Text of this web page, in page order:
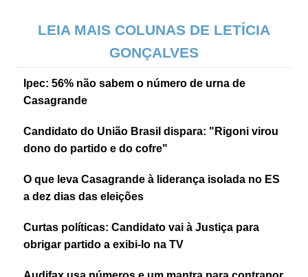
LEIA MAIS COLUNAS DE LETÍCIA
GONÇALVES
Ipec: 56% não sabem o número de urna de
Casagrande
Candidato do União Brasil dispara: "Rigoni virou
dono do partido e do cofre"
O que leva Casagrande à liderança isolada no ES
a dez dias das eleições
Curtas políticas: Candidato vai à Justiça para
obrigar partido a exibi-lo na TV